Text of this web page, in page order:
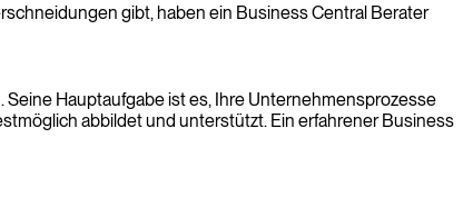
gibt, haben ein Business Central Berater
Hauptaufgabe ist es, Ihre Unternehmensprozesse
abbildet und unterstützt. Ein erfahrener Business